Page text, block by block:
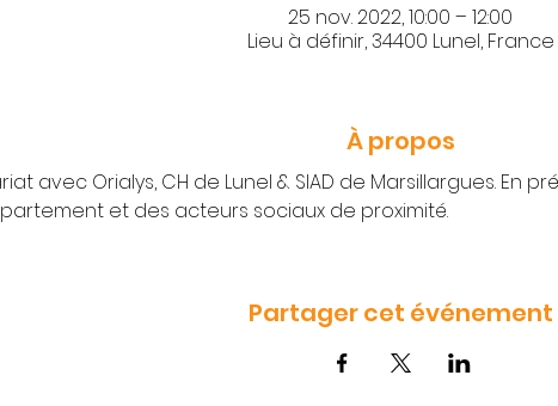
25 nov. 2022, 10:00 – 12:00
Lieu à définir, 34400 Lunel, France
À propos
avec Orialys, CH de Lunel & SIAD de Marsillargues. En
et des acteurs sociaux de proximité.
Partager cet événement